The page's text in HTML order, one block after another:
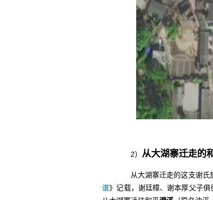
2） 从大湖寨迁走的
从大湖寨迁走的这支谢氏
谱》记载，谢廷樟、谢本厚父子俱